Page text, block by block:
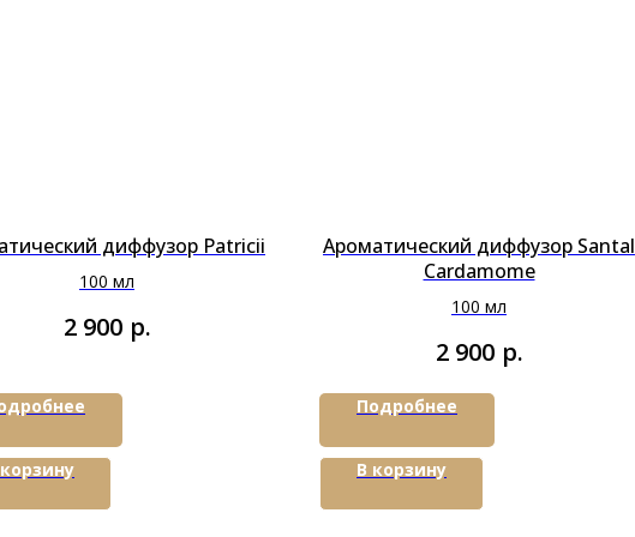
диффузор Patricii
100 мл
2 900 р.
Ароматический диффузор Santal
Cardamome
100 мл
2 900 р.
Подробнее
В корзину